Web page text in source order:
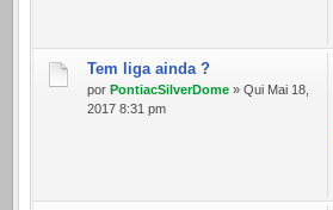
Tem liga ainda ?
por PontiacSilverDome » Qui Mai 18,
2017 8:31 pm